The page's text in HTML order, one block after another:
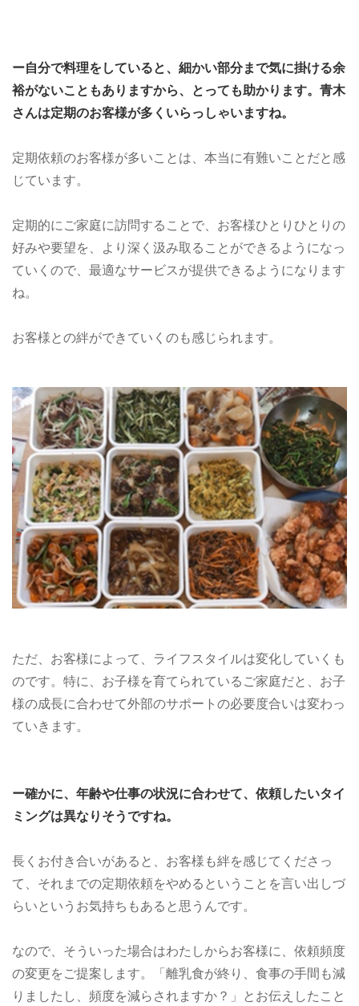
ー自分で料理をしていると、細かい部分まで気に掛ける余
裕がないこともありますから、とっても助かります。青木
さんは定期のお客様が多くいらっしゃいますね。
定期依頼のお客様が多いことは、本当に有難いことだと感
じています。
定期的にご家庭に訪問することで、お客様ひとりひとりの
好みや要望を、より深く汲み取ることができるようになっ
ていくので、最適なサービスが提供できるようになります
ね。
お客様との絆ができていくのも感じられます。
ただ、お客様によって、ライフスタイルは変化していくも
のです。特に、お子様を育てられているご家庭だと、お子
様の成長に合わせて外部のサポートの必要度合いは変わっ
ていきます。
ー確かに、年齢や仕事の状況に合わせて、依頼したいタイ
ミングは異なりそうですね。
長くお付き合いがあると、お客様も絆を感じてくださっ
て、それまでの定期依頼をやめるということを言い出しづ
らいというお気持ちもあると思うんです。
なので、そういった場合はわたしからお客様に、依頼頻度
の変更をご提案します。「離乳食が終り、食事の手間も減
りましたし、頻度を減らされますか？」とお伝えしたこと